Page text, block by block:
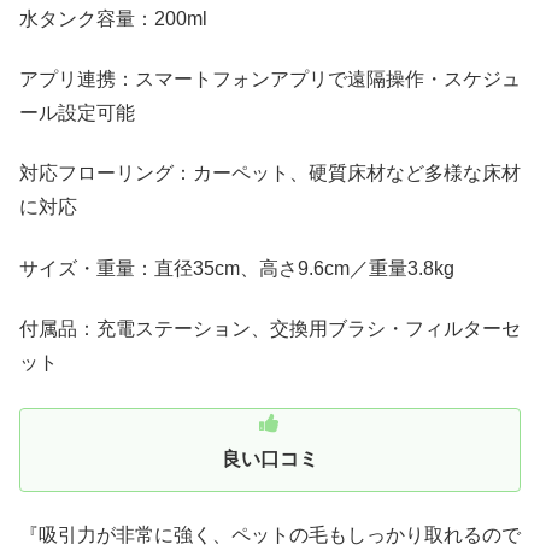
水タンク容量：200ml
アプリ連携：スマートフォンアプリで遠隔操作・スケジュ
ール設定可能
対応フローリング：カーペット、硬質床材など多様な床材
に対応
サイズ・重量：直径35cm、高さ9.6cm／重量3.8kg
付属品：充電ステーション、交換用ブラシ・フィルターセ
ット
良い口コミ
『吸引力が非常に強く、ペットの毛もしっかり取れるので